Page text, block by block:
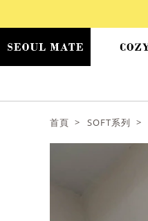
背心
首頁 SOFT系列